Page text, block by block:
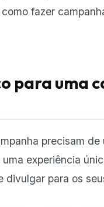
fazer
para uma
precisam de
experiência
divulgar para os